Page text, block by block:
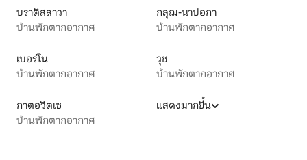
บราติสลาวา
บ้านพักตากอากาศ
กลุฌ-นาปอกา
บ้านพักตากอากาศ
เบอร์โน
บ้านพักตากอากาศ
วุช
บ้านพักตากอากาศ
กาตอวิตเซ
บ้านพักตากอากาศ
แสดงมากขึ้น